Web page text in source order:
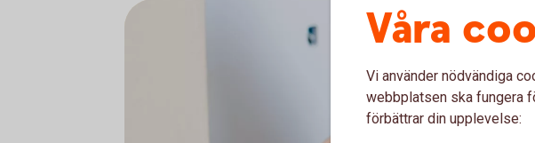
Våra
Vi använder nödvändiga
webbplatsen ska fungera
förbättrar din upplevelse: